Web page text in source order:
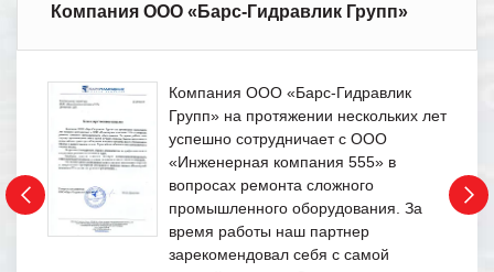
Компания ООО «Барс-Гидравлик Групп»
Компания ООО «Барс-Гидравлик
Групп» на протяжении нескольких лет
успешно сотрудничает с ООО
«Инженерная компания 555» в
вопросах ремонта сложного
промышленного оборудования. За
время работы наш партнер
зарекомендовал себя с самой